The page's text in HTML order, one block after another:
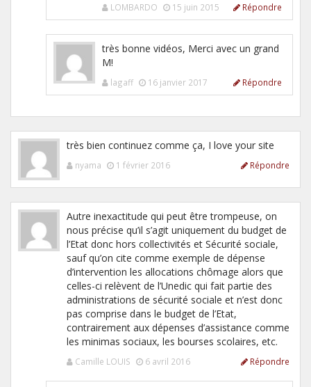
LOMBARDO 15 juin 2015 Répondre
très bonne vidéos, Merci avec un grand
M!
lagaff 16 janvier 2017 Répondre
très bien continuez comme ça, I love your site
nyama 1 février 2016 Répondre
Autre inexactitude qui peut être trompeuse, on
nous précise qu’il s’agit uniquement du budget de
l’Etat donc hors collectivités et Sécurité sociale,
sauf qu’on cite comme exemple de dépense
d’intervention les allocations chômage alors que
celles-ci relèvent de l’Unedic qui fait partie des
administrations de sécurité sociale et n’est donc
pas comprise dans le budget de l’Etat,
contrairement aux dépenses d’assistance comme
les minimas sociaux, les bourses scolaires, etc.
Camille LOUIS 6 avril 2016 Répondre